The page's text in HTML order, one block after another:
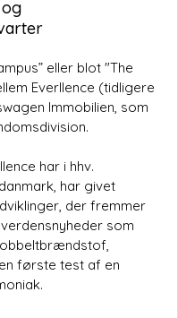
eller blot "The
Everllence (tidligere
Immobilien, som
har i hhv.
har givet
der fremmer
som
første test af en